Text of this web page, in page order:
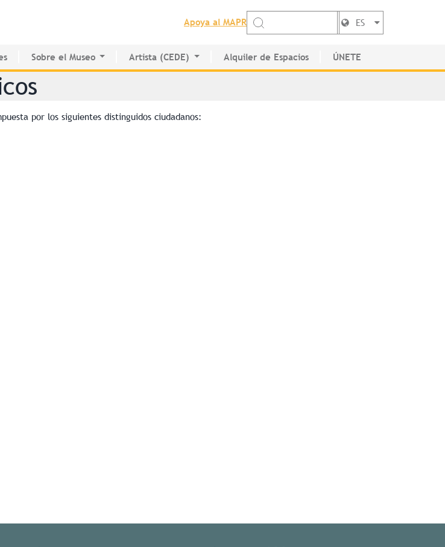
Apoya al MAPR
ES
Sobre el Museo
Historia del MAPR
Instalaciones
Junta de Síndicos
Voluntarios
Artista (CEDE)
CEDE
Alquiler de Espacios ÚNETE
por los siguientes distinguidos ciudadanos: